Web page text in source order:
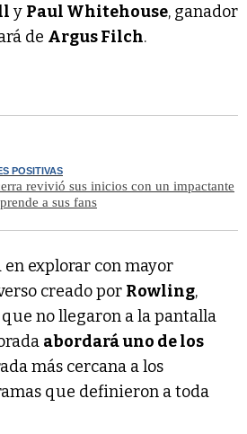
y Paul Whitehouse, ganador
de Argus Filch.
POSITIVAS
revivió sus inicios con un impactante
a sus fans
en explorar con mayor
creado por Rowling,
no llegaron a la pantalla
abordará uno de los
más cercana a los
que definieron a toda